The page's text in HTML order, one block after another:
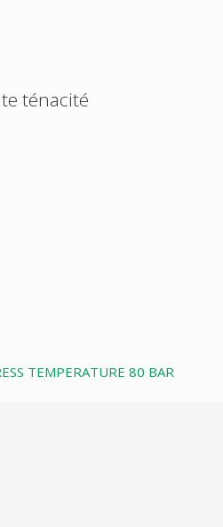
ténacité
TEMPERATURE 80 BAR